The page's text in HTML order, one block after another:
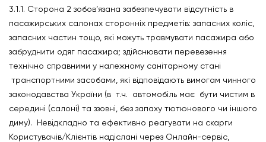
3.1.1. Сторона 2 зобов’язана забезпечувати відсутність в
пасажирських салонах сторонніх предметів: запасних коліс,
запасних частин тощо, які можуть травмувати пасажира або
забруднити одяг пасажира; здійснювати перевезення
технічно справними у належному санітарному стані
транспортними засобами, які відповідають вимогам чинного
законодавства України (в т.ч. автомобіль має бути чистим в
середині (салоні) та ззовні, без запаху тютюнового чи іншого
диму). Невідкладно та ефективно реагувати на скарги
Користувачів/Клієнтів надіслані через Онлайн-сервіс,